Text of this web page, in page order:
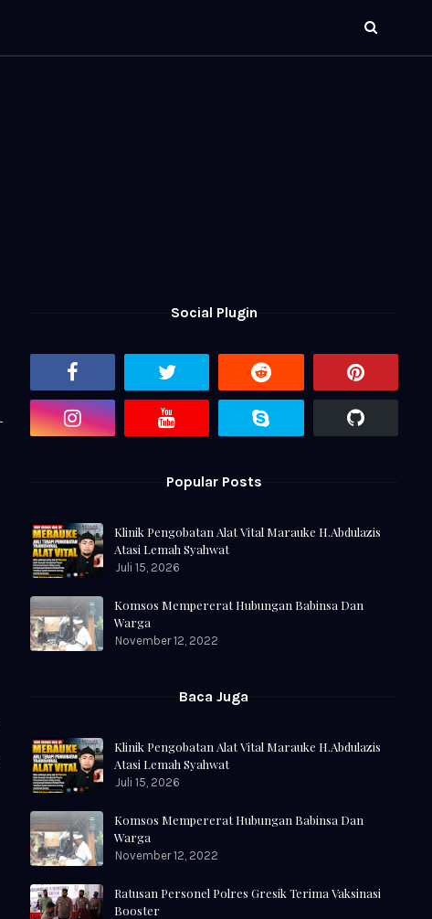
Social Plugin
Popular Posts
Klinik Pengobatan Alat Vital Marauke H.Abdulazis
Atasi Lemah Syahwat
Juli 15, 2026
Komsos Mempererat Hubungan Babinsa Dan
Warga
November 12, 2022
Baca Juga
Klinik Pengobatan Alat Vital Marauke H.Abdulazis
Atasi Lemah Syahwat
Juli 15, 2026
Komsos Mempererat Hubungan Babinsa Dan
Warga
November 12, 2022
Ratusan Personel Polres Gresik Terima Vaksinasi
Booster